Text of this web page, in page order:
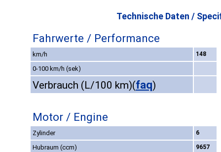
Technische Daten /
Fahrwerte / Performance
km/h 148
0-100 km/h (sek)
Verbrauch (L/100 km)(faq)
Motor / Engine
Zylinder 6
Hubraum (ccm) 9657